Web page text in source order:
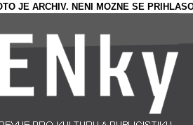
JE ARCHIV. NENI MOZNE SE